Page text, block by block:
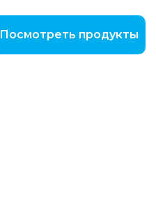
Посмотреть продукты